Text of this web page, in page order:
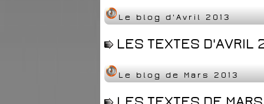
Le blog d'Avril 2013
LES TEXTES
Le blog de Mars 2013